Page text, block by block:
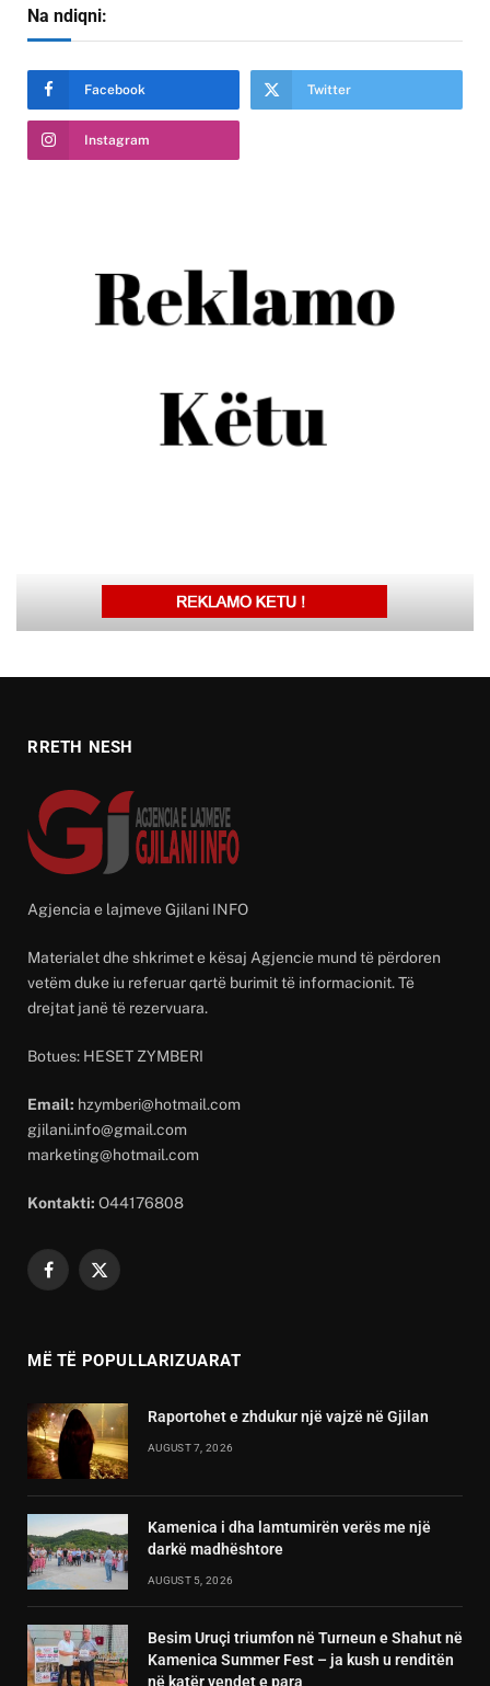
Na ndiqni:
Facebook Twitter
Instagram
RRETH NESH
Agjencia e lajmeve Gjilani INFO
Materialet dhe shkrimet e kësaj Agjencie mund të përdoren
vetëm duke iu referuar qartë burimit të informacionit. Të
drejtat janë të rezervuara.
Botues: HESET ZYMBERI
Email: hzymberi@hotmail.com
gjilani.info@gmail.com
marketing@hotmail.com
Kontakti: O44176808
Facebook
X
MË TË POPULLARIZUARAT
Raportohet e zhdukur një vajzë në Gjilan
AUGUST 7, 2026
Kamenica i dha lamtumirën verës me një
darkë madhështore
AUGUST 5, 2026
Besim Uruçi triumfon në Turneun e Shahut në
Kamenica Summer Fest – ja kush u renditën
në katër vendet e para